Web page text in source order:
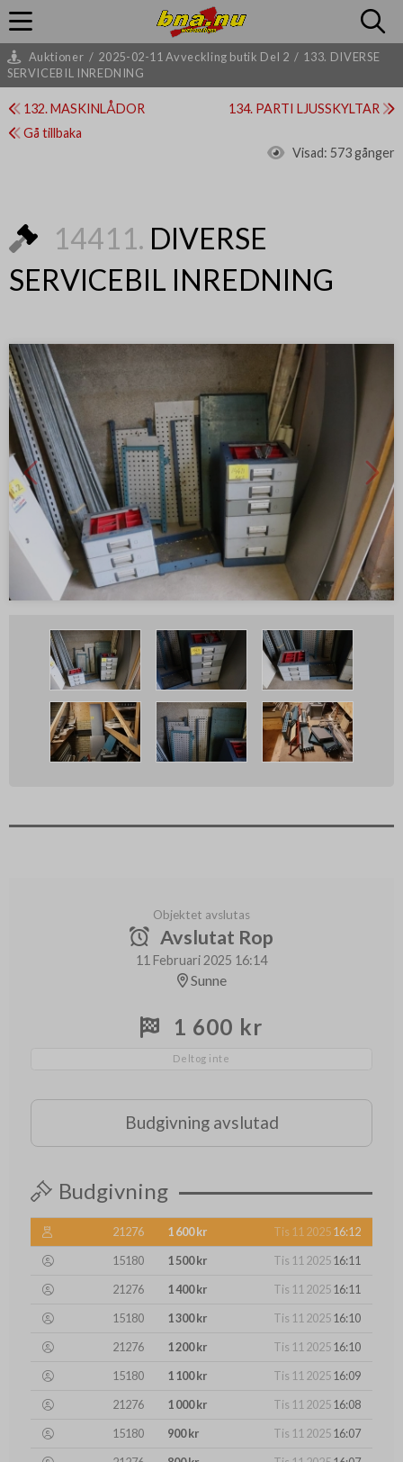
Auktioner / 2025-02-11 Avveckling butik Del 2 / 133. DIVERSE
SERVICEBIL INREDNING
132. MASKINLÅDOR
134. PARTI LJUSSKYLTAR
Gå tillbaka
Visad: 573 gånger
14411. DIVERSE
SERVICEBIL INREDNING
Objektet avslutas
Avslutat Rop
11 Februari 2025 16:14
Sunne
1 600 kr
Deltog inte
Budgivning avslutad
Budgivning
21276 1 600 kr Tis 11 202516:12
15180
1 500 kr Tis 11 202516:11
21276
1 400 kr Tis 11 202516:11
15180
1 300 kr Tis 11 202516:10
21276
1 200 kr Tis 11 202516:10
15180
1 100 kr Tis 11 202516:09
21276
1 000 kr Tis 11 202516:08
15180
900 kr Tis 11 202516:07